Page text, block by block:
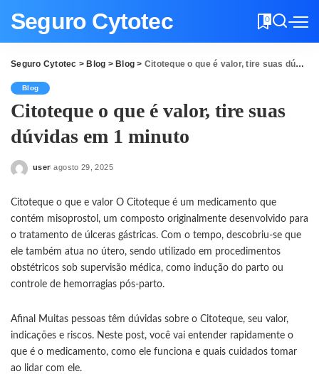
Seguro Cytotec 0
Seguro Cytotec > Blog > Blog > Citoteque o que é valor, tire suas dúvidas em 1 minuto
Blog
Citoteque o que é valor, tire suas
dúvidas em 1 minuto
Posted
user agosto 29, 2025
Citoteque o que e valor O Citoteque é um medicamento que
contém misoprostol, um composto originalmente desenvolvido para
o tratamento de úlceras gástricas. Com o tempo, descobriu-se que
ele também atua no útero, sendo utilizado em procedimentos
obstétricos sob supervisão médica, como indução do parto ou
controle de hemorragias pós-parto.
Afinal Muitas pessoas têm dúvidas sobre o Citoteque, seu valor,
indicações e riscos. Neste post, você vai entender rapidamente o
que é o medicamento, como ele funciona e quais cuidados tomar
ao lidar com ele.